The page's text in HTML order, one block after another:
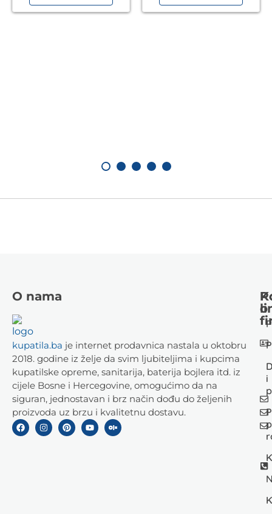
O nama
kupatila.ba je internet prodavnica nastala u oktobru
2018. godine iz želje da svim ljubiteljima i kupcima
kupatilske opreme, sanitarija, baterija bojlera itd. iz
cijele Bosne i Hercegovine, omogućimo da na
siguran, jednostavan i brz način dođu do željenih
proizvoda uz brzu i kvalitetnu dostavu.
i
o